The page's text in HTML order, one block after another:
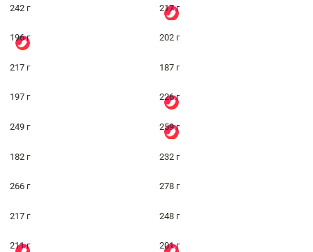
242 г 217 г
196 г 202 г
217 г 187 г
197 г 226 г
249 г 259 г
182 г 232 г
266 г 278 г
217 г 248 г
211 г 201 г